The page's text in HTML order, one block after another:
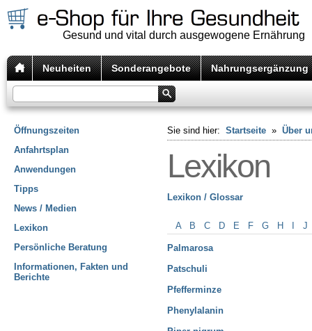
Gesund und vital durch ausgewogene Ernährung
Neuheiten Sonderangebote Nahrungsergänzung
Öffnungszeiten
Anfahrtsplan
Anwendungen
Tipps
News / Medien
Lexikon
Persönliche Beratung
Informationen, Fakten und
Berichte
Sie sind hier: Startseite » Über
Lexikon
Lexikon / Glossar
A B C D E F G H J
Palmarosa
Patschuli
Pfefferminze
Phenylalanin